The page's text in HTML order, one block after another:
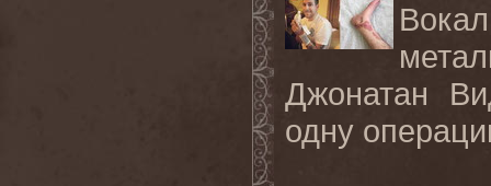
Джонатан
одну